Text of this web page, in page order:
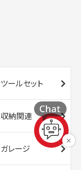
ツールセット
収納関連
ガレージ